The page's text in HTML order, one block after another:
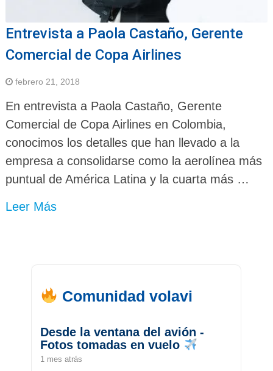
Entrevista a Paola Castaño, Gerente
Comercial de Copa Airlines
febrero 21, 2018
En entrevista a Paola Castaño, Gerente
Comercial de Copa Airlines en Colombia,
conocimos los detalles que han llevado a la
empresa a consolidarse como la aerolínea más
puntual de América Latina y la cuarta más …
Leer Más
Comunidad volavi
Desde la ventana del avión -
Fotos tomadas en vuelo
1 mes atrás